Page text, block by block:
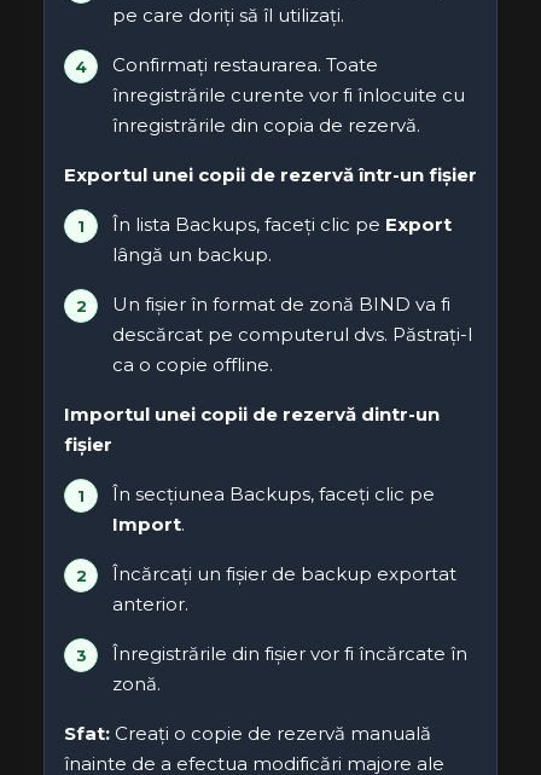
pe care doriți să îl utilizați.
Confirmați restaurarea. Toate
înregistrările curente vor fi înlocuite cu
înregistrările din copia de rezervă.
Exportul unei copii de rezervă într-un fișier
În lista Backups, faceți clic pe Export
lângă un backup.
Un fișier în format de zonă BIND va fi
descărcat pe computerul dvs. Păstrați-l
ca o copie offline.
Importul unei copii de rezervă dintr-un
fișier
În secțiunea Backups, faceți clic pe
Import.
Încărcați un fișier de backup exportat
anterior.
Înregistrările din fișier vor fi încărcate în
zonă.
Sfat: Creați o copie de rezervă manuală
înainte de a efectua modificări majore ale